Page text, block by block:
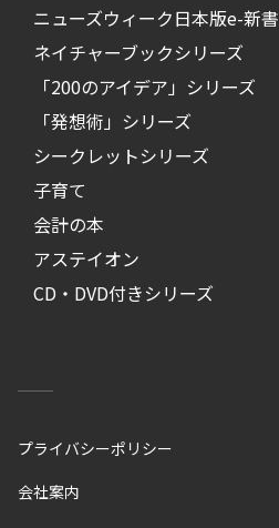
ニューズウィーク日本版e-新書
ネイチャーブックシリーズ
「200のアイデア」シリーズ
「発想術」シリーズ
シークレットシリーズ
子育て
会計の本
アステイオン
CD・DVD付きシリーズ
プライバシーポリシー
会社案内